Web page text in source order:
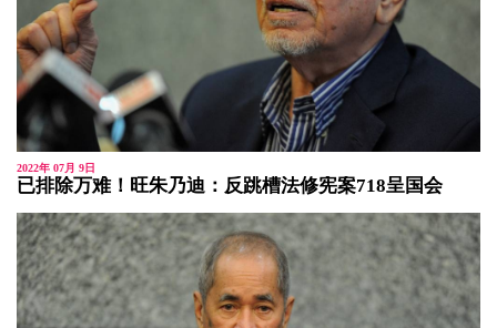
2022年 07月 9日
已排除万难！旺朱乃迪：反跳槽法修宪案718呈国会